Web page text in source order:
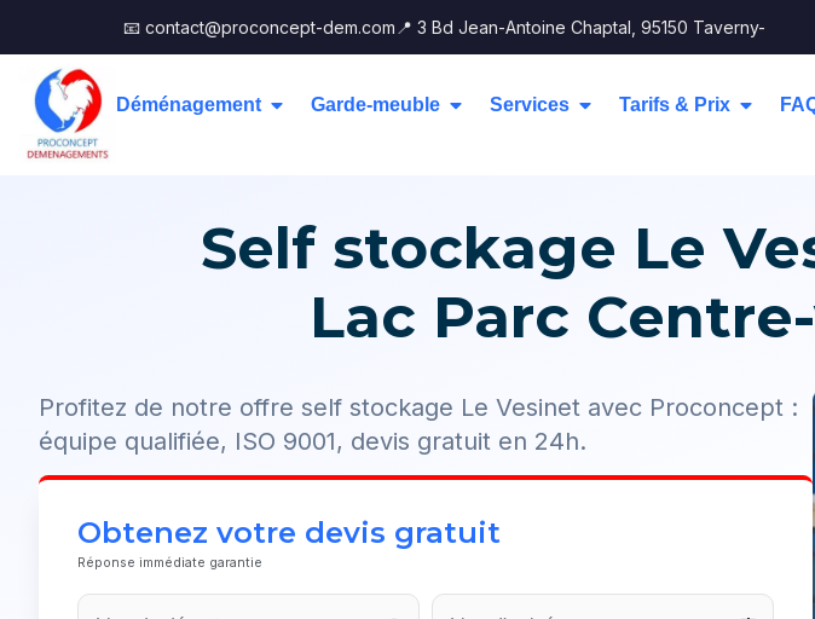
📧 contact@proconcept-dem.com 📍 3 Bd Jean-Antoine Chaptal, 95150 Taverny-
Déménagement Garde-meuble Services Tarifs & Prix
Self stockage Le
Lac Parc
Profitez de notre offre self stockage Le Vesinet avec Proconcept :
équipe qualifiée, ISO 9001, devis gratuit en 24h.
Obtenez votre devis gratuit
Réponse immédiate garantie